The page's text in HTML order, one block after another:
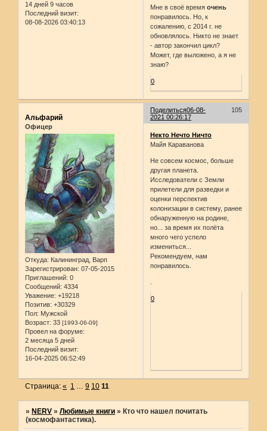
14 дней 9 часов
Последний визит:
08-08-2026 03:40:13
Мне в своё времяочень
понравилось. Но, к
сожалению, с 2014 г. не
обновлялось. Никто не знает
- автор закончил цикл?
Может, где выложено, а я не
знаю?
0
Поделиться 105
06-08-
2021 00:26:17
Альфарий
Офицер
Откуда: Калининград, Варп
Зарегистрирован: 07-05-2015
Приглашений: 0
Сообщений: 4334
Уважение: +19218
Позитив: +30329
Пол: Мужской
Возраст: 33 [1993-06-09]
Провел на форуме:
2 месяца 5 дней
Последний визит:
16-04-2025 06:52:49
Некто Нечто Ничто
Майя Караванова
Не совсем космос, больше
другая планета.
Исследователи с Земли
прилетели для разведки и
оценки перспектив
колонизации в систему, ранее
обнаруженную на родине,
но... за время их полёта
много чего успело
измениться...
Рекомендуем, нам
понравилось.
0
Страница:« 1 … 9 10 11
» NERV »Любимые книги » Кто что нашел почитать
(космофантастика).